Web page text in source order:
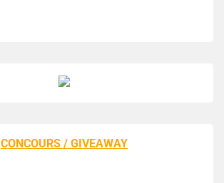
CONCOURS / GIVEAWAY